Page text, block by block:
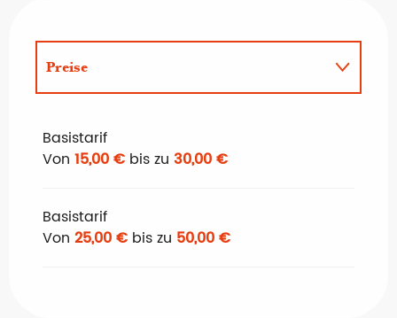
Preise
Basistarif
Von 15,00 € bis zu 30,00 €
Basistarif
Von 25,00 € bis zu 50,00 €